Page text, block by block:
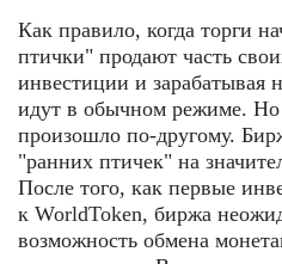
Как правило, когда торги
птички" продают часть
инвестиции и зарабатывая
идут в обычном режиме. Но
произошло по-другому.
"ранних птичек" на
После того, как первые
к WorldToken, биржа
возможность обмена